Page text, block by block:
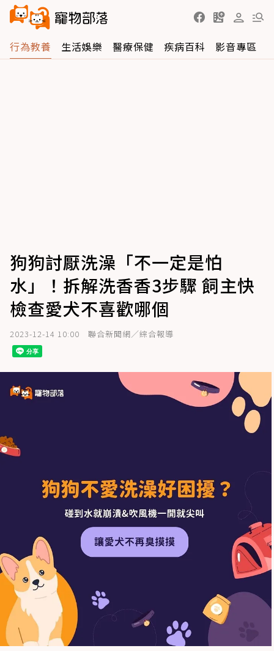
行為教養 生活娛樂 醫療保健 疾病百科 影音專區
狗狗討厭洗澡「不一定是怕
水」！拆解洗香香3步驟 飼主快
檢查愛犬不喜歡哪個
2023-12-14 10:00 聯合新聞網／綜合報導